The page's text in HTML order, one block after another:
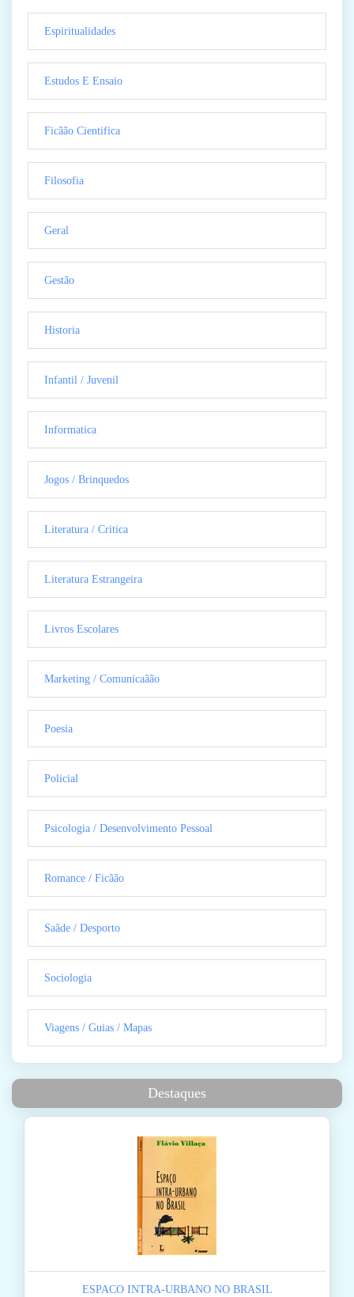
Espiritualidades
Estudos E Ensaio
Ficãão Cientifica
Filosofia
Geral
Gestão
Historia
Infantil / Juvenil
Informatica
Jogos / Brinquedos
Literatura / Critica
Literatura Estrangeira
Livros Escolares
Marketing / Comunicaãão
Poesia
Policial
Psicologia / Desenvolvimento Pessoal
Romance / Ficãão
Saãde / Desporto
Sociologia
Viagens / Guias / Mapas
Destaques
ESPACO INTRA-URBANO NO BRASIL